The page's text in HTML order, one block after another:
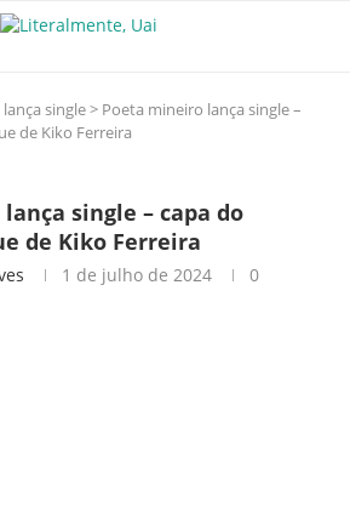
single> Poeta mineiro lança single –
de Kiko Ferreira
single – capa do
de Kiko Ferreira
1 de julho de 2024
0